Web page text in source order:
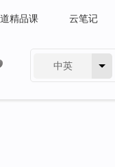
精品课 云笔记
中英